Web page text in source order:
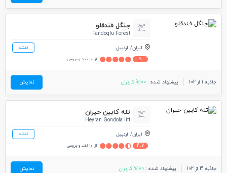
جنگل فندقلو
Fandoqlu Forest
ایران اردبیل نقشه
5 از 10 نقد و بررسی
جاذبه 1 از 102 پیشنهاد شده : 100% کاربران نمایش
تله کابین حیران
Heyran Gondola lift
ایران اردبیل نقشه
4.7 از 10 نقد و بررسی
جاذبه 3 از 102 پیشنهاد شده : 100% کاربران نمایش